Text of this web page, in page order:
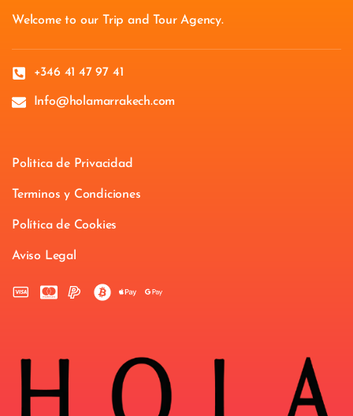
Welcome to our Trip and Tour Agency.
+346 41 47 97 41
Info@holamarrakech.com
Politica de Privacidad
Terminos y Condiciones
Política de Cookies
Aviso Legal